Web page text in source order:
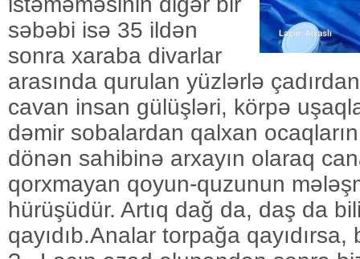
səbəbi isə 35 ildən
sonra xaraba divarlar
arasında qurulan yüzlərlə
cavan insan gülüşləri, körpə
dəmir sobalardan qalxan
dönən sahibinə arxayın olaraq
qorxmayan qoyun-quzunun
hürüşüdür. Artıq dağ da, daş da
qayıdıb.Analar torpağa